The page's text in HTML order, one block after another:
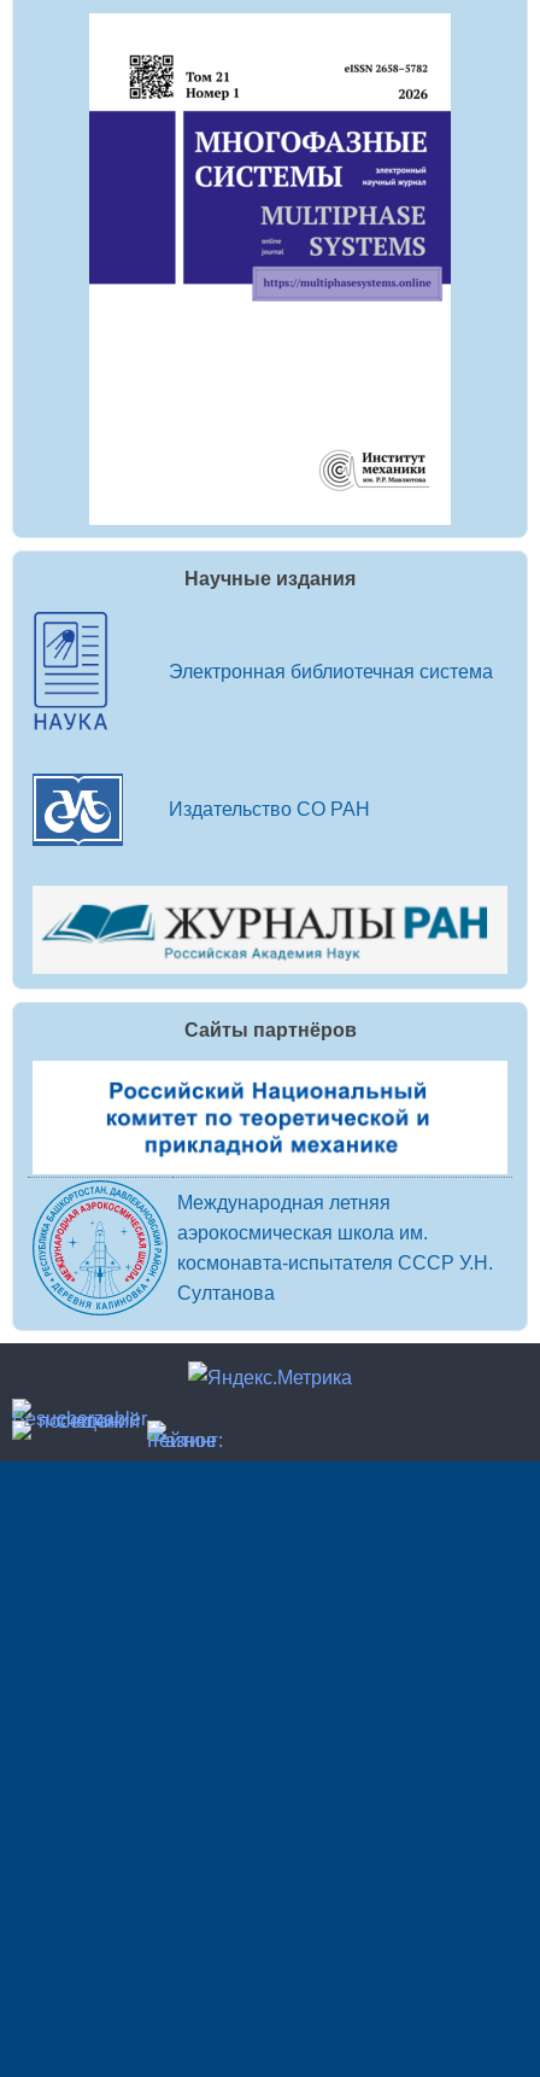
Научные издания
Электронная библиотечная система
Издательство СО РАН
Сайты партнёров
Международная летняя
аэрокосмическая школа им.
космонавта-испытателя СССР У.Н.
Султанова